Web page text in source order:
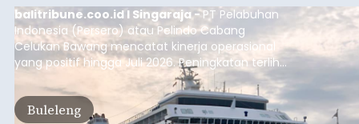
balitribune.coo.id I Singaraja -PT Pelabuhan
Indonesia (Persero) atau Pelindo Cabang
Celukan Bawang mencatat kinerja operasional
yang positif hingga Juli 2026. Peningkatan terlihat
dari arus kapal yang mencapai 1,48 juta Gross
Tonnage (GT), atau tumbuh 12,4 persen
dibandingkan periode yang sama tahun lalu
Buleleng